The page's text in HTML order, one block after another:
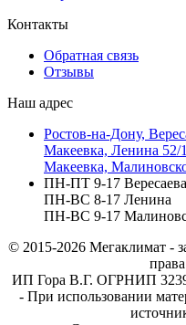
Контакты
Обратная связь
Отзывы
Наш адрес
Ростов-на-Дону,
Макеевка, Ленина 52/
Макеевка,
ПН-ПТ 9-17 Вересаева
ПН-ВС 8-17 Ленина
ПН-ВС 9-17
© 2015-2026 Мегаклимат -
ИП Гора В.Г. ОГРНИП
- При использовании